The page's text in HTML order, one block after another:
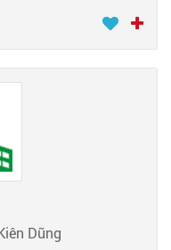
Dũng